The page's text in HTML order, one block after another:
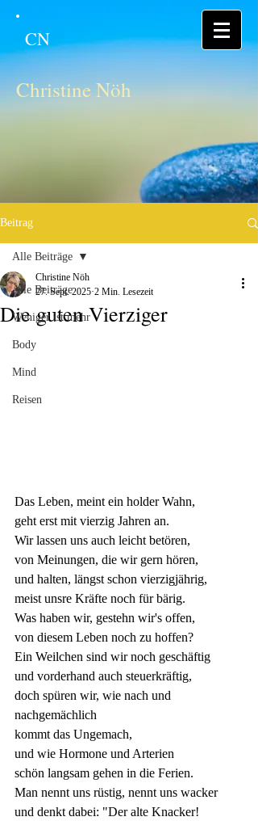
CN
Christine Nöh
Beitrag
Alle Beiträge
Weniger ist mehr
Body
Mind
Reisen
Alle Beiträge
Die guten Vierziger
Christine Nöh
27. Sept. 2025 2 Min. Lesezeit
Das Leben, meint ein holder Wahn,
geht erst mit vierzig Jahren an.
Wir lassen uns auch leicht betören,
von Meinungen, die wir gern hören,
und halten, längst schon vierzigjährig,
meist unsre Kräfte noch für bärig.
Was haben wir, gestehn wir's offen,
von diesem Leben noch zu hoffen?
Ein Weilchen sind wir noch geschäftig
und vorderhand auch steuerkräftig,
doch spüren wir, wie nach und
nachgemächlich
kommt das Ungemach,
und wie Hormone und Arterien
schön langsam gehen in die Ferien.
Man nennt uns rüstig, nennt uns wacker
und denkt dabei: "Der alte Knacker!